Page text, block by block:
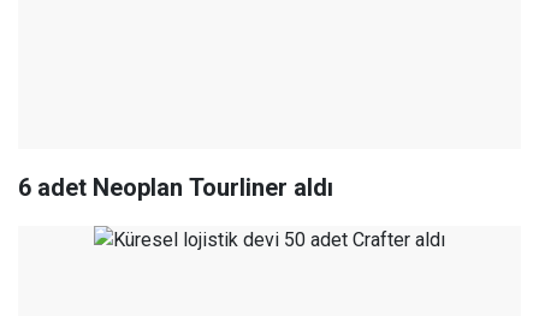
6 adet Neoplan Tourliner aldı